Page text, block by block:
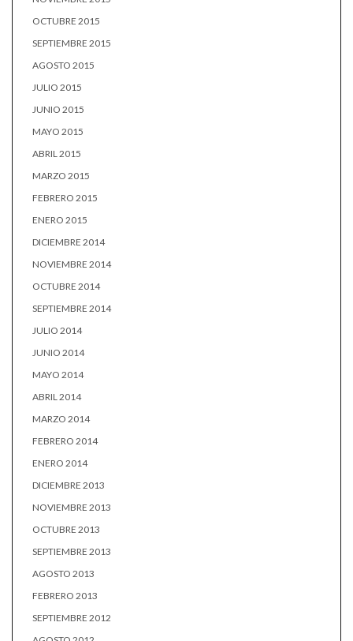
OCTUBRE 2015
SEPTIEMBRE 2015
AGOSTO 2015
JULIO 2015
JUNIO 2015
MAYO 2015
ABRIL 2015
MARZO 2015
FEBRERO 2015
ENERO 2015
DICIEMBRE 2014
NOVIEMBRE 2014
OCTUBRE 2014
SEPTIEMBRE 2014
JULIO 2014
JUNIO 2014
MAYO 2014
ABRIL 2014
MARZO 2014
FEBRERO 2014
ENERO 2014
DICIEMBRE 2013
NOVIEMBRE 2013
OCTUBRE 2013
SEPTIEMBRE 2013
AGOSTO 2013
FEBRERO 2013
SEPTIEMBRE 2012